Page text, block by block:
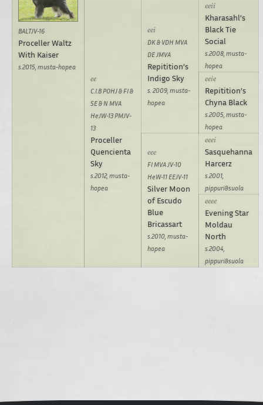
BALTJV-16
Proceller Waltz
With Kaiser
s.2015, musta-hopea
C.I.B POHJ & FI &
SE & N MVA
HeJW-13 PMJV-
13
Proceller
Quencienta
Sky
s.2012, musta-
hopea
DK & VDH MVA
DE JMVA
Repitition’s
Indigo Sky
s. 2009, musta-
hopea
Kharasahl’s
Black Tie
Social
s.2008, musta-
hopea
Repitition’s
Chyna Black
s.2005, musta-
hopea
FI MVA JV-10
HeW-11 EEJV-11
Silver Moon
of Escudo
Blue
Bricassart
s.2010, musta-
hopea
Sasquehanna
Harcerz
s.2001,
pippuri&suola
Evening Star
Moldau
North
s.2004,
pippuri&suola